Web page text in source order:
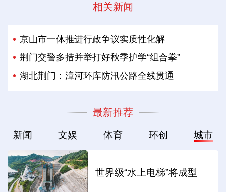
相关新闻
京山市一体推进行政争议实质性化解
荆门交警多措并举打好秋季护学“组合拳”
湖北荆门：漳河环库防汛公路全线贯通
最新推荐
新闻 文娱 体育 环创 城市
世界级“水上电梯”将成型